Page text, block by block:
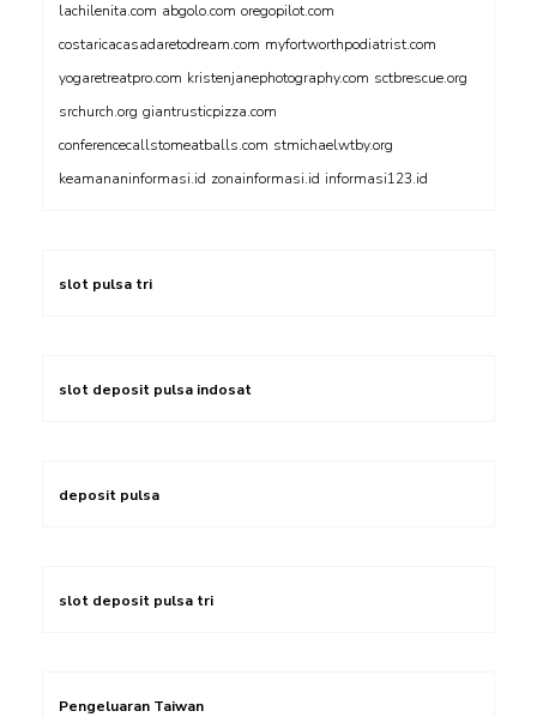
lachilenita.com abgolo.com oregopilot.com
costaricacasadaretodream.com myfortworthpodiatrist.com
yogaretreatpro.com kristenjanephotography.com sctbrescue.org
srchurch.org giantrusticpizza.com
conferencecallstomeatballs.com stmichaelwtby.org
keamananinformasi.id zonainformasi.id informasi123.id
slot pulsa tri
slot deposit pulsa indosat
deposit pulsa
slot deposit pulsa tri
Pengeluaran Taiwan